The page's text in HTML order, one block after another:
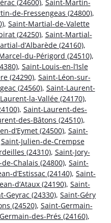
(24600), Saint-Martin-
de-Fressengeas (24800),
, Saint-Martial-de-Valette
(24250), Saint-Martial-
d’Albarède (24160),
du-Périgord (24510),
, Saint-Louis-en-l’Isle
(24290), Saint-Léon-sur-
(24560), Saint-Laurent-
la-Vallée (24170),
, Saint-Laurent-des-
des-Bâtons (24510),
d’Eymet (24500), Saint-
Saint-Julien-de-Crempse
(24310), Saint-Jory-
de-Chalais (24800), Saint-
d’Estissac (24140), Saint-
d’Ataux (24190), Saint-
Geyrac (24330), Saint-Géry
(24520), Saint-Germain-
des-Prés (24160),